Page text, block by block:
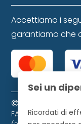
Accettiamo i
garantiamo che
© 2024 Farmacia
FARMACIA
Sei un
Ricordati di